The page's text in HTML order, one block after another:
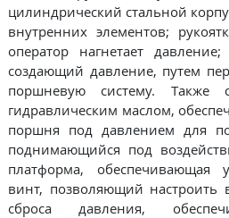
цилиндрический стальной
внутренних элементов;
оператор нагнетает
создающий давление, путем
поршневую систему. Также
гидравлическим маслом,
поршня под давлением для
поднимающийся под
платформа, обеспечивающая
винт, позволяющий настроить
сброса давления,